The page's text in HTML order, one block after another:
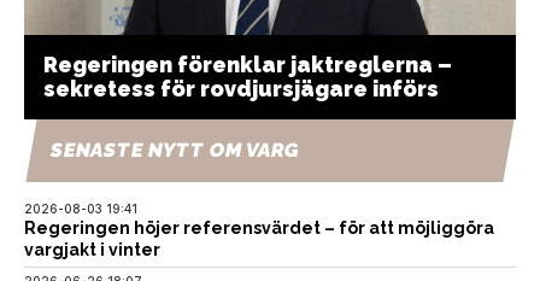
Regeringen förenklar jaktreglerna –
sekretess för rovdjursjägare införs
SENASTE NYTT OM VARG
2026-08-03 19:41
Regeringen höjer referensvärdet – för att möjliggöra
vargjakt i vinter